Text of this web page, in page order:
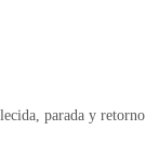
parada y retorno